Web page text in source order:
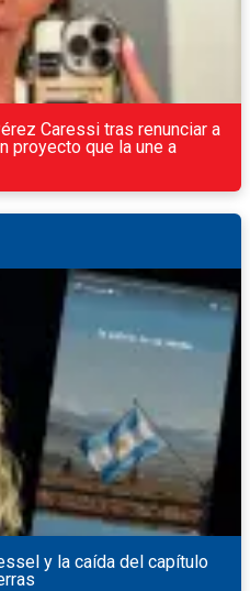
Caressi tras renunciar a
proyecto que la une a
y la caída del capítulo